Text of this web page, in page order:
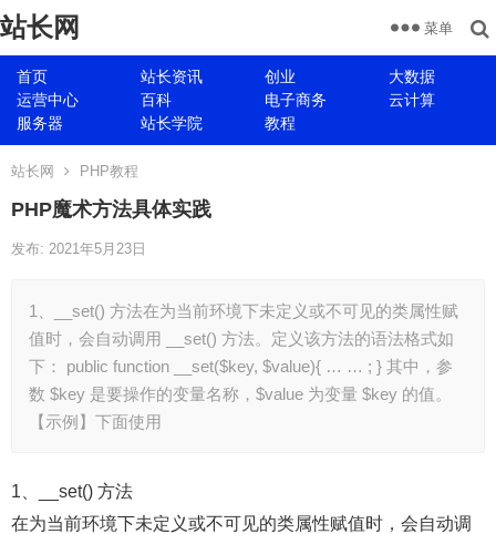
站长网
首页 站长资讯 创业
大数据
运营中心
百科 电子商务
云计算
服务器
站长学院 教程
菜单
站长网 PHP教程
PHP魔术方法具体实践
发布: 2021年5月23日
1、__set() 方法在为当前环境下未定义或不可见的类属性赋
值时，会自动调用 __set() 方法。定义该方法的语法格式如
下： public function __set($key, $value){ … … ; } 其中，参
数 $key 是要操作的变量名称，$value 为变量 $key 的值。
【示例】下面使用
1、__set() 方法
在为当前环境下未定义或不可见的类属性赋值时，会自动调